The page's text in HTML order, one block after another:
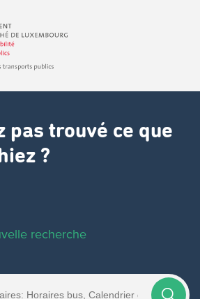
pas trouvé ce que
?
recherche